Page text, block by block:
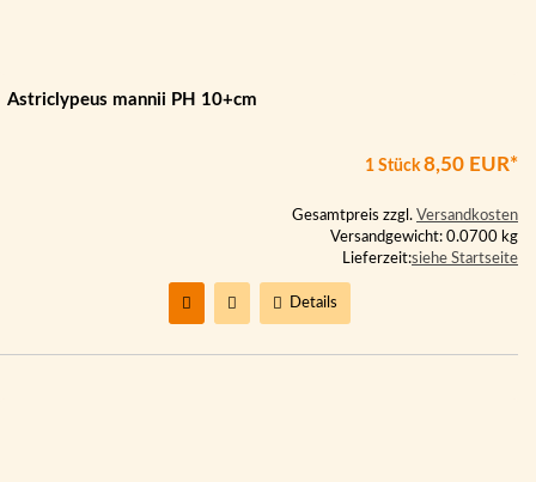
Astriclypeus mannii PH 10+cm
1 Stück 8,50 EUR*
Gesamtpreis zzgl. Versandkosten
Versandgewicht: 0.0700 kg
Lieferzeit:siehe Startseite
Details